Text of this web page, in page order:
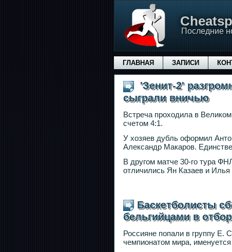
Последние
ГЛАВНАЯ ЗАПИСИ
'Зенит-2'
сыграли вничью
Встреча проходила в
счетом 4:1.
У хозяев дубль оформил
Александр Макаров.
В другом матче 30-го тура
отличились Ян Казаев и
Баскетболисты
бельгийцами в
Россияне попали в группу Е.
чемпионатом мира,